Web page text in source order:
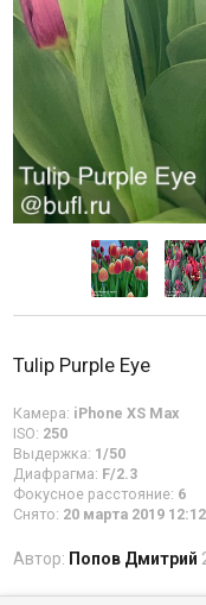
Tulip Purple Eye
Камера: iPhone XS Max
ISO: 250
Выдержка: 1/50
Диафрагма: F/2.3
Фокусное расстояние: 6
Снято: 20 марта 2019 12:12
Автор: Попов Дмитрий